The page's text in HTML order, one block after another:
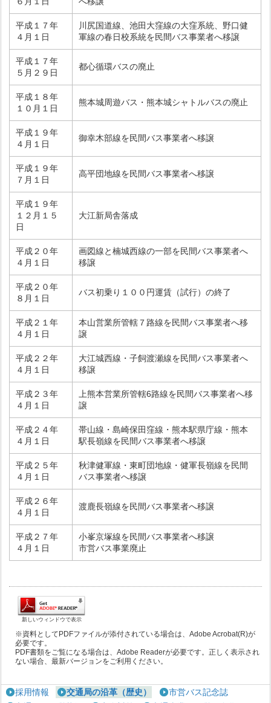
平成１７年
４月１日
川尻国道線、池田大窪線の大窪系統、野口健
軍線の春日校系統を民間バス事業者へ移譲
平成１７年
５月２９日
都心循環バスの廃止
平成１８年
１０月１日
熊本城周遊バス・熊本城シャトルバスの廃止
平成１９年
４月１日
御幸木部線を民間バス事業者へ移譲
平成１９年
７月１日
高平団地線を民間バス事業者へ移譲
平成１９年
１２月１５
日
大江新局舎落成
平成２０年
４月１日
画図線と楠城西線の一部を民間バス事業者へ
移譲
平成２０年
８月１日
バス初乗り１００円運賃（試行）の終了
平成２１年
４月１日
本山営業所管轄７路線を民間バス事業者へ移
譲
平成２２年
４月１日
大江城西線・子飼渡瀬線を民間バス事業者へ
移譲
平成２３年
４月１日
上熊本営業所管轄6路線を民間バス事業者へ移
譲
平成２４年
４月１日
帯山線・島崎保田窪線・熊本駅県庁線・熊本
駅長嶺線を民間バス事業者へ移譲
平成２５年
４月１日
秋津健軍線・東町団地線・健軍長嶺線を民間
バス事業者へ移譲
平成２６年
４月１日
渡鹿長嶺線を民間バス事業者へ移譲
平成２７年
４月１日
小峯京塚線を民間バス事業者へ移譲
市営バス事業廃止
新しいウィンドウで表示
※資料としてPDFファイルが添付されている場合は、Adobe Acrobat(R)が
必要です。
PDF書類をご覧になる場合は、Adobe Readerが必要です。正しく表示され
ない場合、最新バージョンをご利用ください。
採用情報 交通局の沿革（歴史）
市営バス記念誌